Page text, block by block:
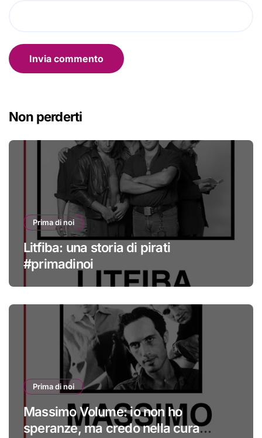
Non perderti
Prima di noi
Litfiba: una storia di pirati
#primadinoi
Prima di noi
Massimo Volume: io non ho
speranze, ma credo nella cura